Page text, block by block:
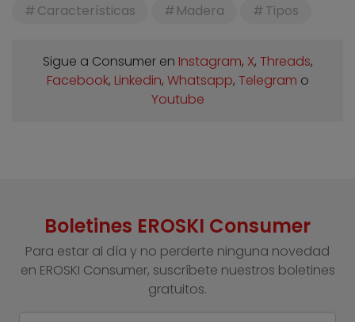
Características Madera Tipos
Sigue a Consumer en Instagram, X, Threads,
Facebook, Linkedin, Whatsapp, Telegram o
Youtube
Boletines EROSKI Consumer
Para estar al día y no perderte ninguna novedad
en EROSKI Consumer, suscríbete nuestros boletines
gratuitos.